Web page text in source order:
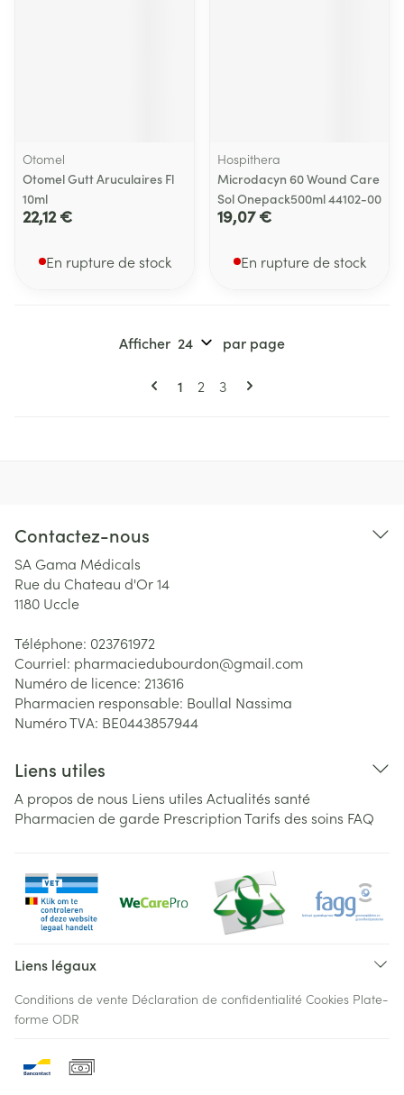
Otomel
Otomel Gutt Aruculaires Fl
10ml
22,12 €
En rupture de stock
Hospithera
Microdacyn 60 Wound Care
Sol Onepack500ml 44102-00
19,07 €
En rupture de stock
Pages
Vous lisez actuellement la page
1 Page
2 Page
3
Afficher par page
Contactez-nous
SA Gama Médicals
Rue du Chateau d'Or 14
1180 Uccle
Téléphone: 023761972
Courriel: pharmaciedubourdon@gmail.com
Numéro de licence: 213616
Pharmacien responsable: Boullal Nassima
Numéro TVA: BE0443857944
Liens utiles
A propos de nous Liens utiles Actualités santé
Pharmacien de garde PrescriptionTarifs des soins FAQ
Liens légaux
Conditions de vente Déclaration de confidentialité Cookies Plate-
forme ODR